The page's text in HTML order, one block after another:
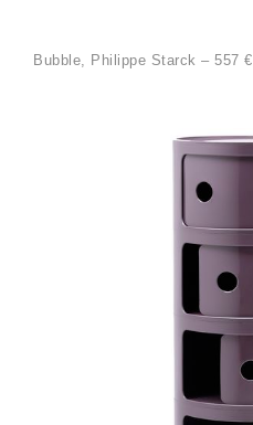
Bubble, Philippe Starck – 557 €